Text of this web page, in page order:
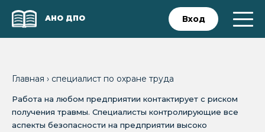
АНО ДПО Вход
Главная › специалист по охране труда
Работа на любом предприятии контактирует с риском
получения травмы. Специалисты контролирующие все
аспекты безопасности на предприятии высоко